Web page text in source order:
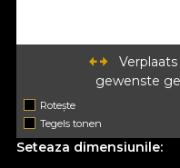
gewenste
Rotește
Tegels tonen
Seteaza dimensiunile: